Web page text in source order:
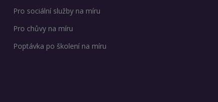
Pro sociální služby na míru
Pro chůvy na míru
Poptávka po školení na míru